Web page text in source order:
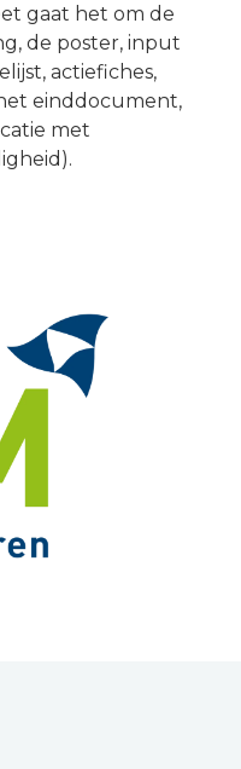
gaat het om de
de poster, input
actiefiches,
einddocument,
met